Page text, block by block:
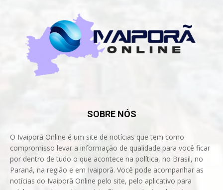
SOBRE NÓS
O Ivaiporã Online é um site de notícias que tem como
compromisso levar a informação de qualidade para você ficar
por dentro de tudo o que acontece na política, no Brasil, no
Paraná, na região e em Ivaiporã. Você pode acompanhar as
notícias do Ivaiporã Online pelo site, pelo aplicativo para